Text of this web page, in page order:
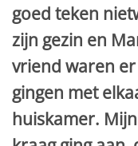
goed teken
zijn gezin en
vriend waren
gingen met
huiskamer.